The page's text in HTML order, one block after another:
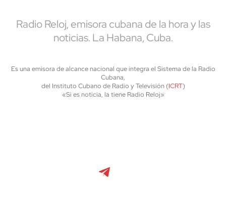
Radio Reloj, emisora cubana de la hora y las
noticias. La Habana, Cuba.
Es una emisora de alcance nacional que integra el Sistema de la Radio
Cubana,
del Instituto Cubano de Radio y Televisión (ICRT)
«Si es noticia, la tiene Radio Reloj»